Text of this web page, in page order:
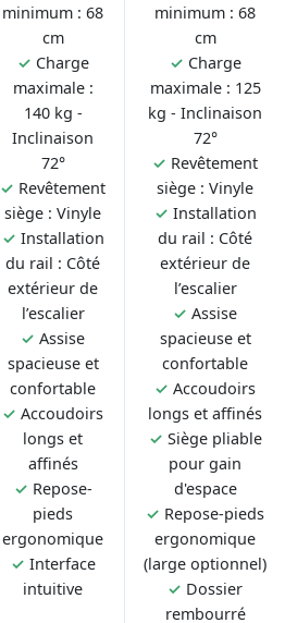
minimum : 68
cm
✓ Charge
maximale :
140 kg -
Inclinaison
72°
✓ Revêtement
siège : Vinyle
✓ Installation
du rail : Côté
extérieur de
l’escalier
✓ Assise
spacieuse et
confortable
✓ Accoudoirs
longs et
affinés
✓ Repose-
pieds
ergonomique
✓ Interface
intuitive
minimum : 68
cm
✓ Charge
maximale : 125
kg - Inclinaison
72°
✓ Revêtement
siège : Vinyle
✓ Installation
du rail : Côté
extérieur de
l’escalier
✓ Assise
spacieuse et
confortable
✓ Accoudoirs
longs et affinés
✓ Siège pliable
pour gain
d'espace
✓ Repose-pieds
ergonomique
(large optionnel)
✓ Dossier
rembourré